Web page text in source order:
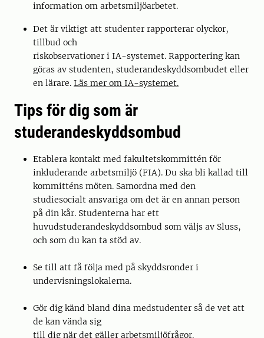
information om arbetsmiljöarbetet.
Det är viktigt att studenter rapporterar olyckor,
tillbud och
riskobservationer i IA-systemet. Rapportering kan
göras av studenten, studerandeskyddsombudet eller
en lärare. Läs mer om IA-systemet.
Tips för dig som är
studerandeskyddsombud
Etablera kontakt med fakultetskommittén för
inkluderande arbetsmiljö (FIA). Du ska bli kallad till
kommitténs möten. Samordna med den
studiesocialt ansvariga om det är en annan person
på din kår. Studenterna har ett
huvudstuderandeskyddsombud som väljs av Sluss,
och som du kan ta stöd av.
Se till att få följa med på skyddsronder i
undervisningslokalerna.
Gör dig känd bland dina medstudenter så de vet att
de kan vända sig
till dig när det gäller arbetsmiljöfrågor.